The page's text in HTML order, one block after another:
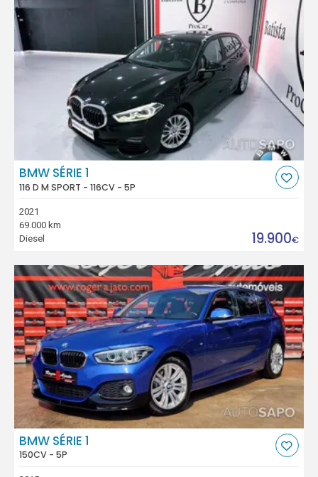
BMW SÉRIE 1
116 D M SPORT - 116CV - 5P
2021
69.000 km
Diesel
19.900€
BMW SÉRIE 1
150CV - 5P